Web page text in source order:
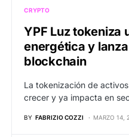
CRYPTO
YPF Luz tokeniza
energética y
blockchain
La tokenización de
crecer y ya impacta en
BY FABRIZIO COZZI MARZO 14,